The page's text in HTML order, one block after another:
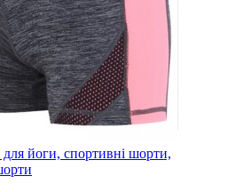
йоги, спортивні шорти,